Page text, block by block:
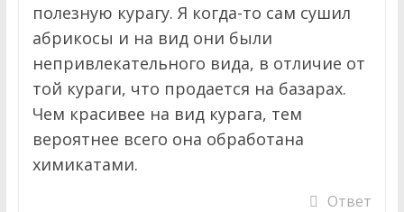
полезную курагу. Я когда-то сам сушил
абрикосы и на вид они были
непривлекательного вида, в отличие от
той кураги, что продается на базарах.
Чем красивее на вид курага, тем
вероятнее всего она обработана
химикатами.
Ответ